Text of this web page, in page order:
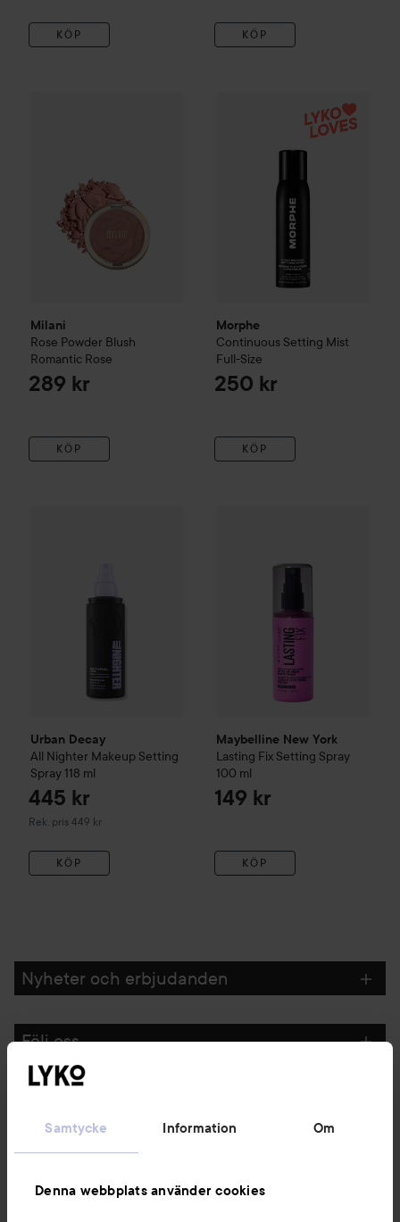
Samtycke Information Om
Denna webbplats använder cookies
KÖP KÖP
Milani
Rose Powder Blush
Romantic Rose
289 kr
KÖP
Morphe
Continuous Setting Mist
Full-Size
250 kr
KÖP
Continuous Setting
Urban Decay
All Nighter Makeup Setting
Spray 118 ml
445 kr
Rek. pris 449 kr
Rekommenderat pris 449 kr
KÖP
Maybelline New York
Lasting Fix Setting Spray
100 ml
149 kr
KÖP
Nyheter och erbjudanden
Följ oss